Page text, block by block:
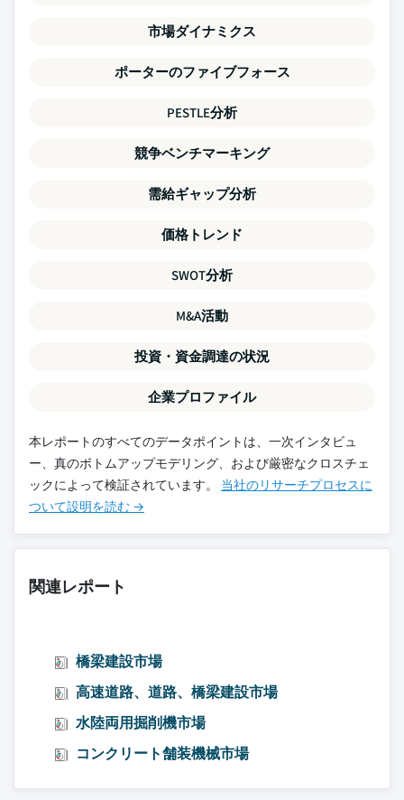
市場ダイナミクス
ポーターのファイブフォース
PESTLE分析
競争ベンチマーキング
需給ギャップ分析
価格トレンド
SWOT分析
M&A活動
投資・資金調達の状況
企業プロファイル
本レポートのすべてのデータポイントは、一次インタビュ
ー、真のボトムアップモデリング、および厳密なクロスチェ
ックによって検証されています。 当社のリサーチプロセスに
ついて設明を読む →
関連レポート
橋梁建設市場
高速道路、道路、橋梁建設市場
水陸両用掘削機市場
コンクリート舗装機械市場